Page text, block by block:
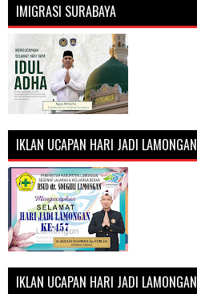
IMIGRASI SURABAYA
IKLAN UCAPAN HARI JADI LAMONGAN
IKLAN UCAPAN HARI JADI LAMONGAN